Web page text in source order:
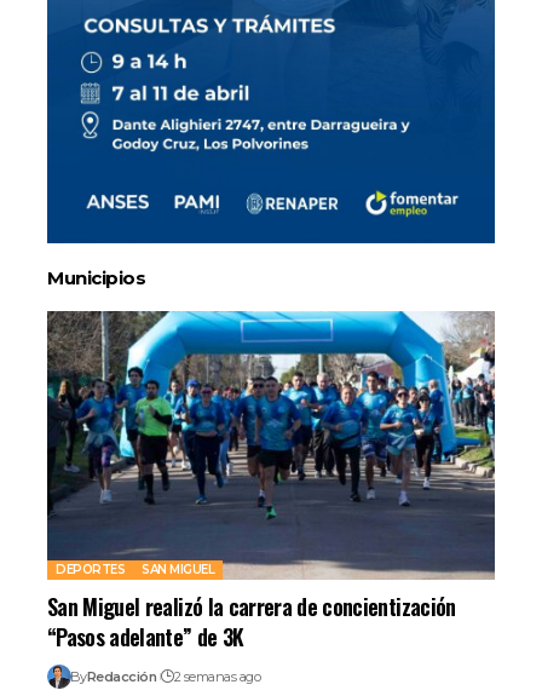
Municipios
DEPORTES SAN MIGUEL
San Miguel realizó la carrera de concientización
“Pasos adelante” de 3K
ByRedacción 2 semanas ago